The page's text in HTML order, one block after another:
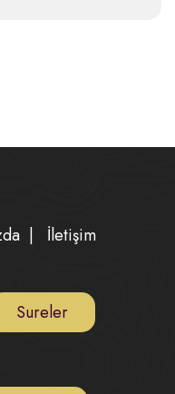
| İletişim
Sureler